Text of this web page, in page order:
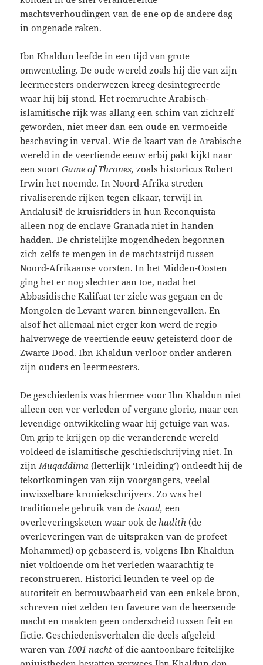
machtsverhoudingen van de ene op de andere dag
in ongenade raken.
Ibn Khaldun leefde in een tijd van grote
omwenteling. De oude wereld zoals hij die van zijn
leermeesters onderwezen kreeg desintegreerde
waar hij bij stond. Het roemruchte Arabisch-
islamitische rijk was allang een schim van zichzelf
geworden, niet meer dan een oude en vermoeide
beschaving in verval. Wie de kaart van de Arabische
wereld in de veertiende eeuw erbij pakt kijkt naar
een soortGame of Thrones, zoals historicus Robert
Irwin het noemde. In Noord-Afrika streden
rivaliserende rijken tegen elkaar, terwijl in
Andalusië de kruisridders in hun Reconquista
alleen nog de enclave Granada niet in handen
hadden. De christelijke mogendheden begonnen
zich zelfs te mengen in de machtsstrijd tussen
Noord-Afrikaanse vorsten. In het Midden-Oosten
ging het er nog slechter aan toe, nadat het
Abbasidische Kalifaat ter ziele was gegaan en de
Mongolen de Levant waren binnengevallen. En
alsof het allemaal niet erger kon werd de regio
halverwege de veertiende eeuw geteisterd door de
Zwarte Dood. Ibn Khaldun verloor onder anderen
zijn ouders en leermeesters.
De geschiedenis was hiermee voor Ibn Khaldun niet
alleen een ver verleden of vergane glorie, maar een
levendige ontwikkeling waar hij getuige van was.
Om grip te krijgen op die veranderende wereld
voldeed de islamitische geschiedschrijving niet. In
zijn Muqaddima (letterlijk ‘Inleiding’) ontleedt hij de
tekortkomingen van zijn voorgangers, veelal
inwisselbare kroniekschrijvers. Zo was het
traditionele gebruik van de isnad, een
overleveringsketen waar ook de hadith (de
overleveringen van de uitspraken van de profeet
Mohammed) op gebaseerd is, volgens Ibn Khaldun
niet voldoende om het verleden waarachtig te
reconstrueren. Historici leunden te veel op de
autoriteit en betrouwbaarheid van een enkele bron,
schreven niet zelden ten faveure van de heersende
macht en maakten geen onderscheid tussen feit en
fictie. Geschiedenisverhalen die deels afgeleid
waren van 1001 nacht of die aantoonbare feitelijke